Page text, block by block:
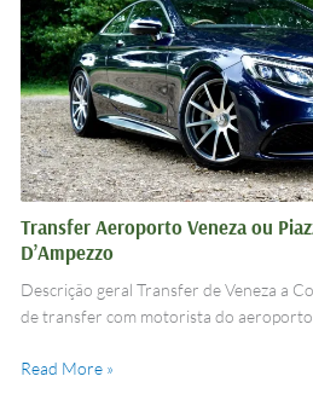
Transfer Aeroporto Veneza ou
D’Ampezzo
Descrição geral Transfer de Veneza a
de transfer com motorista do aeroporto
ou
Piazzale
Roma
–
Cortina
D’Ampezzo
Read More »